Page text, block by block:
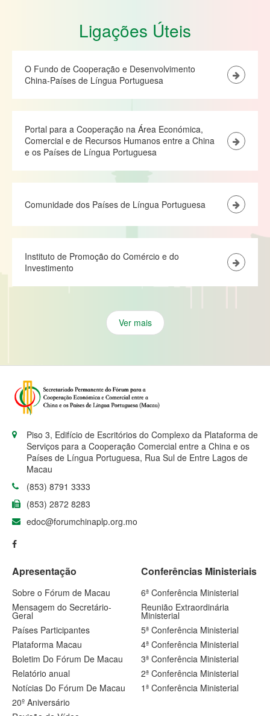
Ligações Úteis
O Fundo de Cooperação e Desenvolvimento
China-Países de Língua Portuguesa
Portal para a Cooperação na Área Económica,
Comercial e de Recursos Humanos entre a China
e os Países de Língua Portuguesa
Comunidade dos Países de Língua Portuguesa
Instituto de Promoção do Comércio e do
Investimento
Ver mais
Piso 3, Edifício de Escritórios do Complexo da Plataforma de
Serviços para a Cooperação Comercial entre a China e os
Países de Língua Portuguesa, Rua Sul de Entre Lagos de
Macau
(853) 8791 3333
(853) 2872 8283
edoc@forumchinaplp.org.mo
Apresentação
Sobre o Fórum de Macau
Mensagem do Secretário-
Geral
Países Participantes
Plataforma Macau
Boletim Do Fórum De Macau
Relatório anual
Notícias Do Fórum De Macau
20º Aniversário
Conferências Ministeriais
6ª Conferência Ministerial
Reunião Extraordinária
Ministerial
5ª Conferência Ministerial
4ª Conferência Ministerial
3ª Conferência Ministerial
2ª Conferência Ministerial
1ª Conferência Ministerial